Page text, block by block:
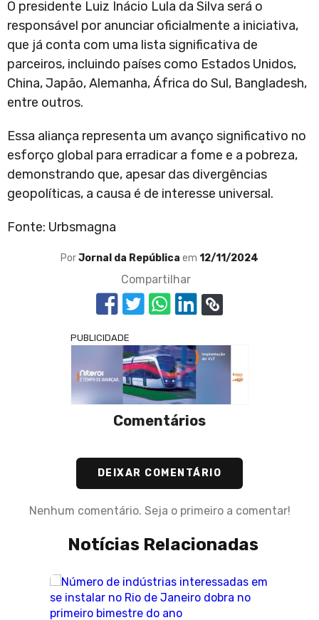
O presidente Luiz Inácio Lula da Silva será o
responsável por anunciar oficialmente a iniciativa,
que já conta com uma lista significativa de
parceiros, incluindo países como Estados Unidos,
China, Japão, Alemanha, África do Sul, Bangladesh,
entre outros.
Essa aliança representa um avanço significativo no
esforço global para erradicar a fome e a pobreza,
demonstrando que, apesar das divergências
geopolíticas, a causa é de interesse universal.
Fonte: Urbsmagna
PorJornal da República em 12/11/2024
Compartilhar
PUBLICIDADE
Comentários
DEIXAR COMENTÁRIO
Nenhum comentário. Seja o primeiro a comentar!
Notícias Relacionadas